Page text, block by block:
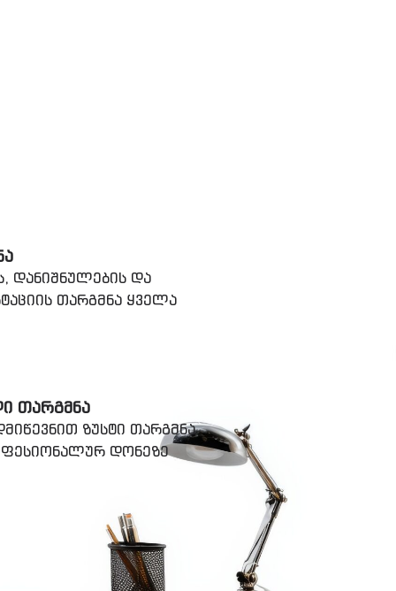
დანიშნულების და
თარგმნა ყველა
ᲗᲐᲠᲒᲛᲜᲐ
ზუსტი თარგმნა
დონეზე